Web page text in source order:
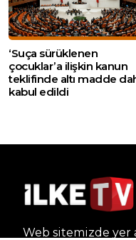
‘Suça sürüklenen
çocuklar’a ilişkin kanun
teklifinde altı madde
kabul edildi
Web sitemizde